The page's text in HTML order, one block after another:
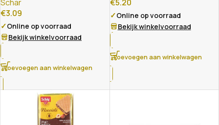
Schar
€3.09
✓Online op voorraad
Bekijk winkelvoorraad
Toevoegen aan winkelwagen
€5.20
✓Online op voorraad
Bekijk winkelvoorraad
Toevoegen aan winkelwagen